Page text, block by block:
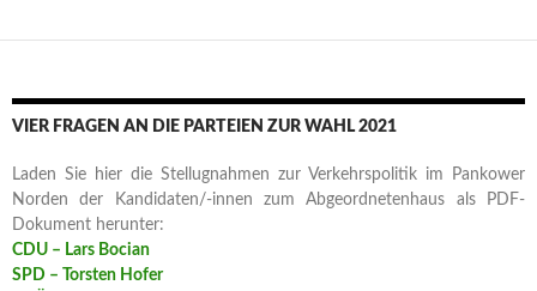
VIER FRAGEN AN DIE PARTEIEN ZUR WAHL 2021
Laden Sie hier die Stellugnahmen zur Verkehrspolitik im Pankower
Norden der Kandidaten/-innen zum Abgeordnetenhaus als PDF-
Dokument herunter:
CDU – Lars Bocian
SPD – Torsten Hofer